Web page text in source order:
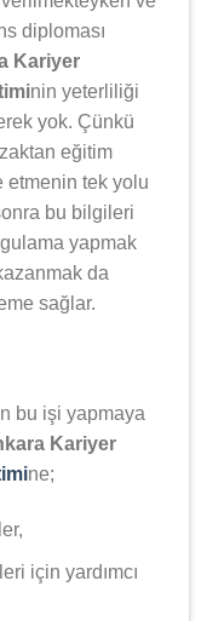
diploması
Kariyer
nin yeterliliği
yok. Çünkü
eğitim
etmenin tek yolu
bu bilgileri
yapmak
da
sağlar.
bu işi yapmaya
Kariyer
ne;
için yardımcı